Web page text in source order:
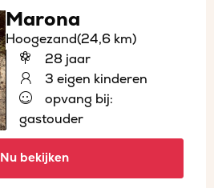
Marona
Hoogezand(24,6 km)
28 jaar
3 eigen kinderen
opvang bij:
gastouder
Nu bekijken